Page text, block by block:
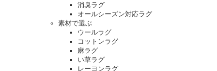
消臭ラグ
オールシーズン対応ラグ
素材で選ぶ
ウールラグ
コットンラグ
麻ラグ
い草ラグ
レーヨンラグ